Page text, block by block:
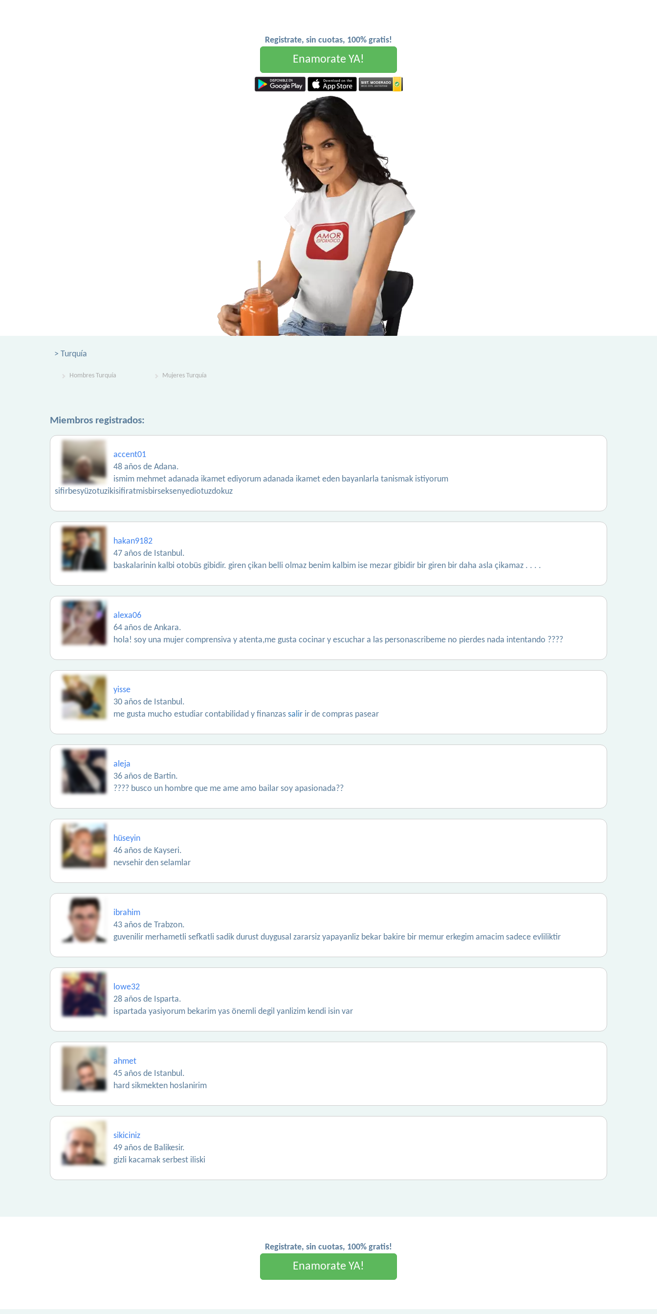
Registrate, sin cuotas, 100% gratis!
Enamorate YA!
> Turquía
Hombres Turquía Mujeres Turquía
Miembros registrados:
accent01
48 años de Adana.
ismim mehmet adanada ikamet ediyorum adanada ikamet eden bayanlarla tanismak istiyorum
sifirbesyüzotuzikisifiratmisbirseksenyediotuzdokuz
hakan9182
47 años de Istanbul.
baskalarinin kalbi otobüs gibidir. giren çikan belli olmaz benim kalbim ise mezar gibidir bir giren bir daha asla çikamaz . . . .
alexa06
64 años de Ankara.
hola! soy una mujer comprensiva y atenta,me gusta cocinar y escuchar a las personascribeme no pierdes nada intentando ????
yisse
30 años de Istanbul.
me gusta mucho estudiar contabilidad y finanzas salir ir de compras pasear
aleja
36 años de Bartin.
???? busco un hombre que me ame amo bailar soy apasionada??
hüseyin
46 años de Kayseri.
nevsehir den selamlar
ibrahim
43 años de Trabzon.
guvenilir merhametli sefkatli sadik durust duygusal zararsiz yapayanliz bekar bakire bir memur erkegim amacim sadece evliliktir
lowe32
28 años de Isparta.
ispartada yasiyorum bekarim yas önemli degil yanlizim kendi isin var
ahmet
45 años de Istanbul.
hard sikmekten hoslanirim
sikiciniz
49 años de Balikesir.
gizli kacamak serbest iliski
Registrate, sin cuotas, 100% gratis!
Enamorate YA!